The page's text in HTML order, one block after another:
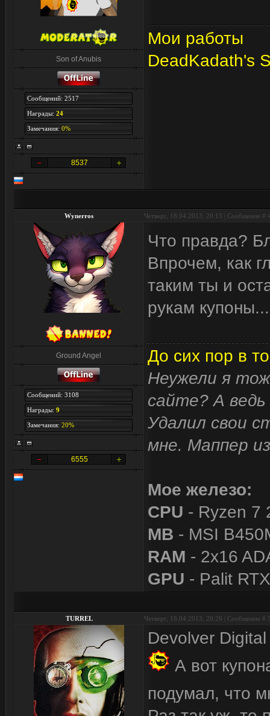
Son of Anubis
Сообщений: 2517
Награды: 24
Замечания: 0%
8537
Мои работы
DeadKadath's
Wynerros Четверг, 18.04.2013, 20:13 | Сообщение #
Ground Angel
Сообщений: 3108
Награды: 9
Замечания: 20%
6555
Что правда?
Впрочем, как
таким ты и
рукам купоны...
До сих пор в
Неужели я
сайте? А
Удалил свои
мне. Маппер
Мое железо:
CPU - Ryzen 7
MB - MSI
RAM - 2x16
GPU - Palit
TURREL Четверг, 18.04.2013, 20:26 | Сообщение #
Devolver
А вот
подумал, что